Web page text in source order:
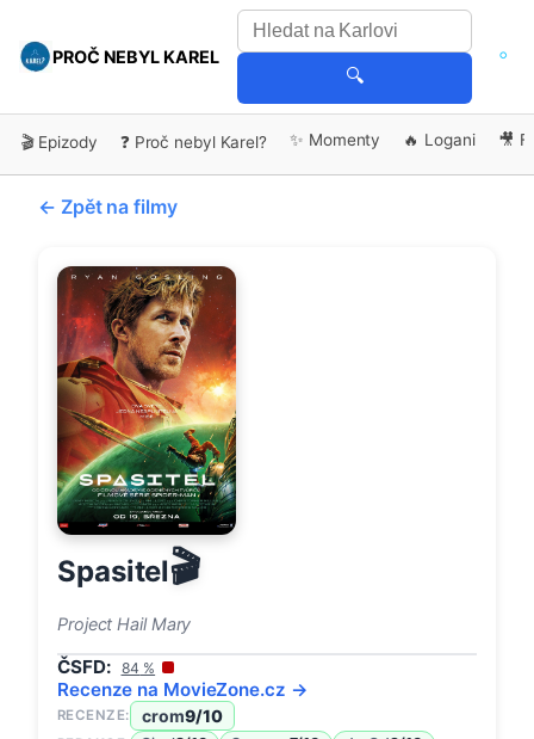
PROČ NEBYL KAREL
🔍
🎬 Epizody ❓ Proč nebyl Karel? ✨ Momenty 🔥 Logani 🎥
← Zpět na filmy
Spasitel🎬
Project Hail Mary
ČSFD: 84 %
Recenze na MovieZone.cz →
RECENZE: crom9/10